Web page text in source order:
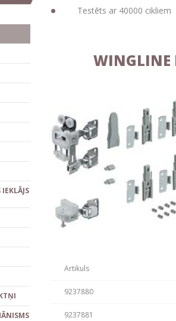
Testēts ar 40000 cikliem
WINGLINE
Artikuls
9237880
9237881